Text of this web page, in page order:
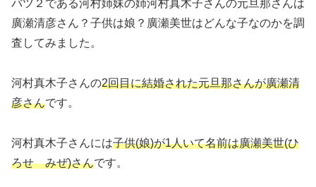
バツ２である河村姉妹の姉河村真木子さんの元旦那さんは
廣瀬清彦さん？子供は娘？廣瀬美世はどんな子なのかを調
査してみました。
河村真木子さんの2回目に結婚された元旦那さんが廣瀬清
彦さんです。
河村真木子さんには子供(娘)が1人いて名前は廣瀬美世(ひ
ろせ みぜ)さんです。